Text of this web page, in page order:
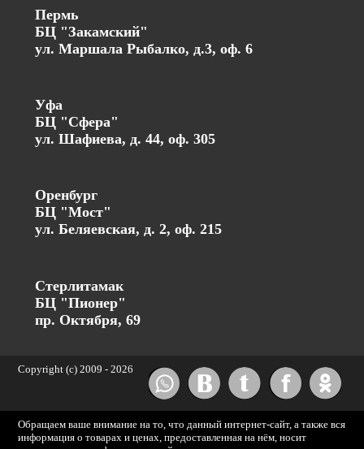
Пермь
БЦ "Закамский"
ул. Маршала Рыбалко, д.3, оф. 6
Уфа
БЦ "Сфера"
ул. Шафиева, д. 44, оф. 305
Оренбург
БЦ "Мост"
ул. Беляевская, д. 2, оф. 215
Стерлитамак
БЦ "Пионер"
пр. Октября, 69
Copyright (c) 2009 -2026
Обращаем ваше внимание на то, что данный интернет-сайт, а также вся
информация о товарах и ценах, предоставленная на нём, носит